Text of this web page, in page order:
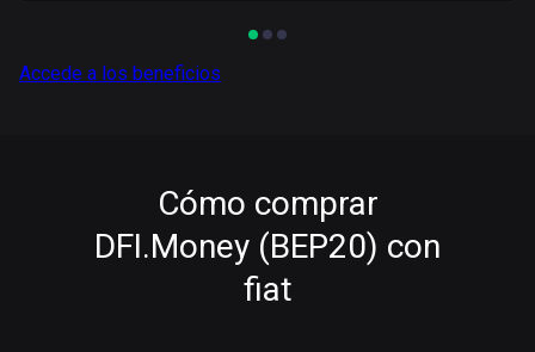
Accede a los beneficios
Cómo comprar
DFI.Money (BEP20) con
fiat